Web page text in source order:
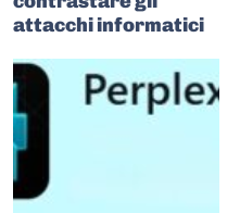
attacchi informatici